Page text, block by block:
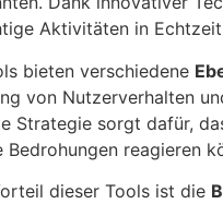
Aktivitäten in
bieten verschiedene
von Nutzerverhalten
Strategie sorgt dafür,
reagieren
dieser Tools ist die